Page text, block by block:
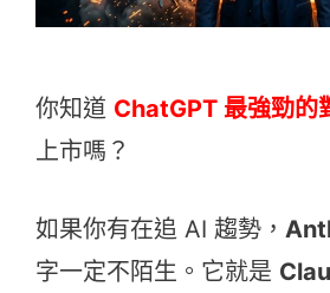
你知道 ChatGPT 最強勁的
上市嗎？
如果你有在追 AI 趨勢，
字一定不陌生。它就是